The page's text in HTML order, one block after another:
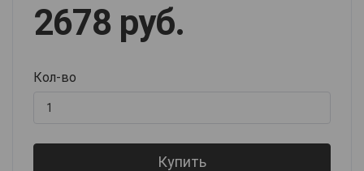
2678 руб.
Кол-во
Купить